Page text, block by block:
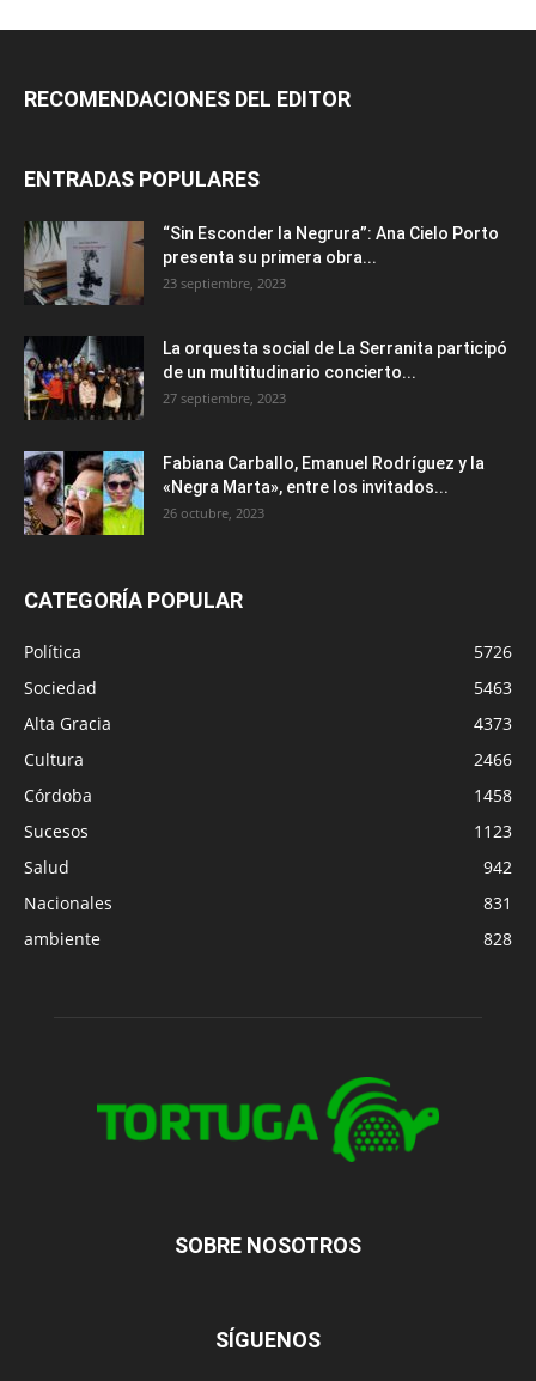
RECOMENDACIONES DEL EDITOR
ENTRADAS POPULARES
“Sin Esconder la Negrura”: Ana Cielo Porto
presenta su primera obra...
23 septiembre, 2023
La orquesta social de La Serranita participó
de un multitudinario concierto...
27 septiembre, 2023
Fabiana Carballo, Emanuel Rodríguez y la
«Negra Marta», entre los invitados...
26 octubre, 2023
CATEGORÍA POPULAR
Política
5726
Sociedad
5463
Alta Gracia
4373
Cultura
2466
Córdoba
1458
Sucesos
1123
Salud
942
Nacionales
831
ambiente
828
SOBRE NOSOTROS
SÍGUENOS